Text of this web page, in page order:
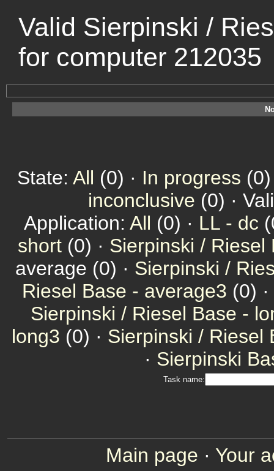
Valid Sierpinski /
for computer 212035
State: All (0) · In progress
inconclusive (0) ·
Application: All (0) · LL - dc
short (0) · Sierpinski / Riesel
average (0) · Sierpinski /
Riesel Base - average3 (0) ·
Sierpinski / Riesel Base -
long3 (0) · Sierpinski / Riesel
· Sierpinski
Task name:
Main page · Your